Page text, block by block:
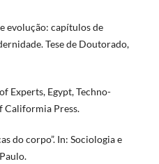
evolução: capítulos de
Tese de Doutorado,
Experts, Egypt, Techno-
Califormia Press.
do corpo”. In: Sociologia e